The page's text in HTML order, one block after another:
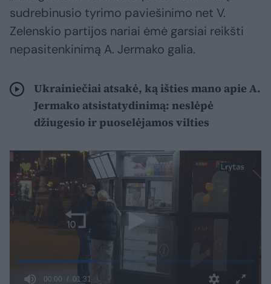
sudrebinusio tyrimo paviešinimo net V.
Zelenskio partijos nariai ėmė garsiai reikšti
nepasitenkinimą A. Jermako galia.
Ukrainiečiai atsakė, ką išties mano apie A.
Jermako atsistatydinimą: neslėpė
džiugesio ir puoselėjamos vilties